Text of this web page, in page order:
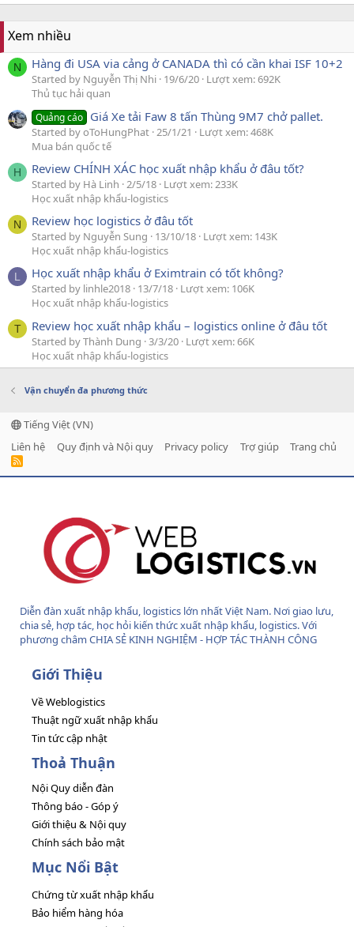
Xem nhiều
N Hàng đi USA via cảng ở CANADA thì có cần khai ISF 10+2
Started by Nguyễn Thị Nhi 19/6/20 Lượt xem: 692K
Thủ tục hải quan
Quảng cáo Giá Xe tải Faw 8 tấn Thùng 9M7 chở pallet.
Started by oToHungPhat 25/1/21
Lượt xem: 468K
Mua bán quốc tế
H Review CHÍNH XÁC học xuất nhập khẩu ở đâu tốt?
Started by Hà Linh 2/5/18 Lượt xem: 233K
Học xuất nhập khẩu-logistics
N Review học logistics ở đâu tốt
Started by Nguyễn Sung 13/10/18 Lượt xem: 143K
Học xuất nhập khẩu-logistics
L Học xuất nhập khẩu ở Eximtrain có tốt không?
Started by linhle2018 13/7/18 Lượt xem: 106K
Học xuất nhập khẩu-logistics
T Review học xuất nhập khẩu – logistics online ở đâu tốt
Started by Thành Dung 3/3/20 Lượt xem: 66K
Học xuất nhập khẩu-logistics
Vận chuyển đa phương thức
Tiếng Việt (VN)
Liên hệ
Quy định và Nội quy Privacy policy Trợ giúp Trang chủ
R
Diễn đàn xuất nhập khẩu, logistics lớn nhất Việt Nam. Nơi giao lưu,
chia sẻ, hợp tác, học hỏi kiến thức xuất nhập khẩu, logistics. Với
phương châm CHIA SẺ KINH NGHIỆM - HỢP TÁC THÀNH CÔNG
Giới Thiệu
Về Weblogistics
Thuật ngữ xuất nhập khẩu
Tin tức cập nhật
Thoả Thuận
Nội Quy diễn đàn
Thông báo - Góp ý
Giới thiệu & Nội quy
Chính sách bảo mật
Mục Nổi Bật
Chứng từ xuất nhập khẩu
Bảo hiểm hàng hóa